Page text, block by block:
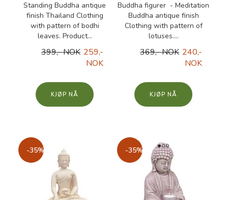
Standing Buddha antique
finish Thailand Clothing
with pattern of bodhi
leaves. Product...
399,- NOK 259,-
NOK
KJØP
Buddha figurer - Meditation
Buddha antique finish
Clothing with pattern of
lotuses....
369,- NOK 240,-
NOK
KJØP
-35% -35%